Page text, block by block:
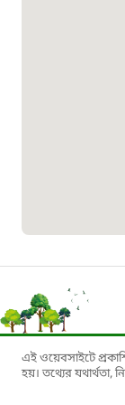
ই-জিপি
১০০
বাংলাদেশ
হটলাইন
এই ওয়েবসাইটে
হয়। তথ্যের যথার্থতা,